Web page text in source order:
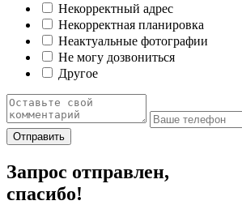
Некорректный адрес
Некорректная планировка
Неактуальные фотографии
Не могу дозвониться
Другое
Отправить
Запрос отправлен,
спасибо!